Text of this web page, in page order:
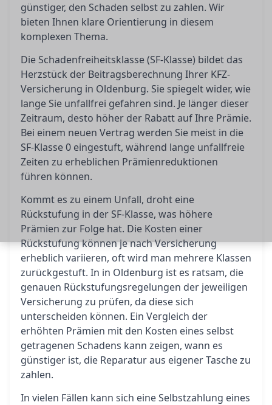
günstiger, den Schaden selbst zu zahlen. Wir
bieten Ihnen klare Orientierung in diesem
komplexen Thema.
Die Schadenfreiheitsklasse (SF-Klasse) bildet das
Herzstück der Beitragsberechnung Ihrer KFZ-
Versicherung in Oldenburg. Sie spiegelt wider, wie
lange Sie unfallfrei gefahren sind. Je länger dieser
Zeitraum, desto höher der Rabatt auf Ihre Prämie.
Bei einem neuen Vertrag werden Sie meist in die
SF-Klasse 0 eingestuft, während lange unfallfreie
Zeiten zu erheblichen Prämienreduktionen
führen können.
Kommt es zu einem Unfall, droht eine
Rückstufung in der SF-Klasse, was höhere
Prämien zur Folge hat. Die Kosten einer
Rückstufung können je nach Versicherung
erheblich variieren, oft wird man mehrere Klassen
zurückgestuft. In in Oldenburg ist es ratsam, die
genauen Rückstufungsregelungen der jeweiligen
Versicherung zu prüfen, da diese sich
unterscheiden können. Ein Vergleich der
erhöhten Prämien mit den Kosten eines selbst
getragenen Schadens kann zeigen, wann es
günstiger ist, die Reparatur aus eigener Tasche zu
zahlen.
In vielen Fällen kann sich eine Selbstzahlung eines